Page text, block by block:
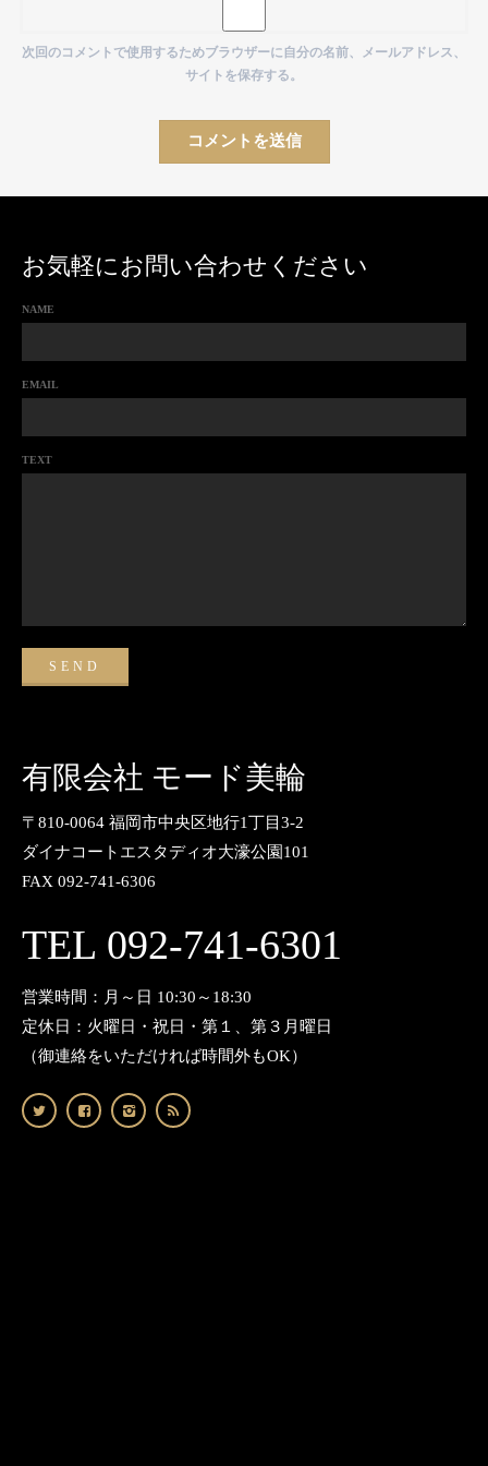
次回のコメントで使用するためブラウザーに自分の名前、メールアドレス、
サイトを保存する。
お気軽にお問い合わせください
NAME
EMAIL
TEXT
有限会社 モード美輪
〒810-0064 福岡市中央区地行1丁目3-2
ダイナコートエスタディオ大濠公園101
FAX 092-741-6306
TEL 092-741-6301
営業時間：月～日 10:30～18:30
定休日：火曜日・祝日・第１、第３月曜日
（御連絡をいただければ時間外もOK）